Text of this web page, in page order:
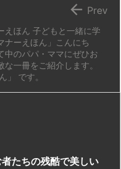
えほん 子どもと一緒に学
ナーえほん」こんにち
中のパパ・ママにぜひお
一冊をご紹介します。
」 です。
 Prev
たちの残酷で美しい